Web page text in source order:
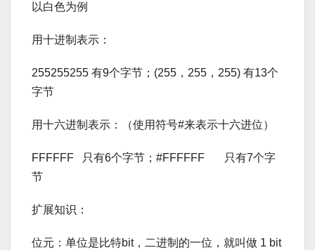
以白色为例
用十进制表示：
255255255 有9个字节；(255，255，255) 有13个
字节
用十六进制表示：（使用符号#来表示十六进位）
FFFFFF 只有6个字节；#FFFFFF 只有7个字
节
扩展知识：
位元：单位是比特bit，二进制的一位，就叫做 1 bit